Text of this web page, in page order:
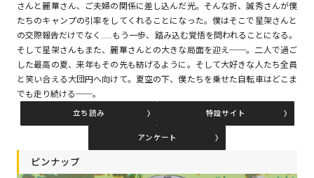
リキューレ
コミックパルフェ
閉じる
さんと麗華さん、ご夫婦の関係に差し込んだ光。そんな折、誠秀さんが僕
たちのキャンプの引率をしてくれることになった。僕はそこで星架さんと
の交際報告だけでなく……もう一歩、踏み込む覚悟を問われることになる。
そして星架さんもまた、麗華さんとの大きな局面を迎え──。二人で過ご
した最高の夏、来年もその先も紡げるように。そして大好きな人たち全員
と笑い合える大団円へ向けて。夏空の下、僕たちを乗せた自転車はどこま
でも走り続ける──。
立ち読み 特設サイト
アンケート
ピンナップ